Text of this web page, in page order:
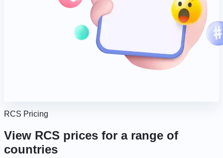
RCS Pricing
View RCS prices for a range of
countries